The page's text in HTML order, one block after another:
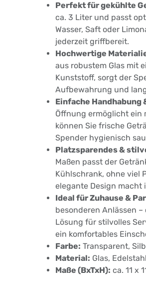
Perfekt für gekühlte
ca. 3 Liter und passt
Wasser, Saft oder
jederzeit griffbereit.
Hochwertige
aus robustem Glas mit
Kunststoff, sorgt der
Aufbewahrung und
Einfache Handhabung
Öffnung ermöglicht ein
können Sie frische
Spender hygienisch
Platzsparendes &
Maßen passt der
Kühlschrank, ohne viel
elegante Design macht
Ideal für Zuhause &
besonderen Anlässen
Lösung für stilvolles
ein komfortables
Farbe: Transparent,
Material: Glas,
Maße (BxTxH): ca. 11 x